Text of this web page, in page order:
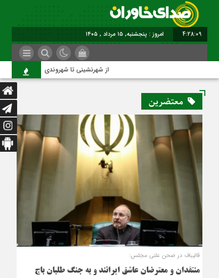
4:28:10 امروز : پنجشنبه, ۱۵ مرداد , ۱۴۰۵
از شهرنشینی تا شهروندی
معتضرین
قالیباف در صحن علنی مجلس:
منتقدان و معترضان عاشق ایرانند و به جنگ ‎طلبان باج